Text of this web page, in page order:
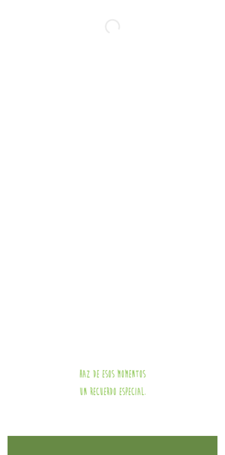
Haz de esos momentos
un recuerdo especial.